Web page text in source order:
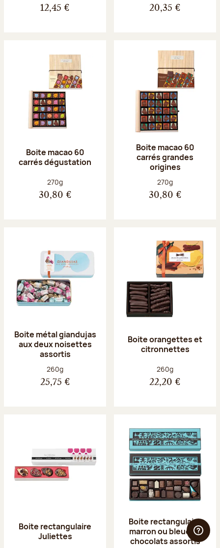
12,45 € 20,35 €
Boite macao 60
carrés dégustation
Poids net :
270g
30,80 €
Boite macao 60
carrés grandes
origines
Poids net :
270g
30,80 €
Boite métal giandujas
aux deux noisettes
assortis
Poids net :
260g
25,75 €
Boite orangettes et
citronnettes
Poids net :
260g
22,20 €
Boite rectangulaire
Juliettes
Boite rectangulaire
marron ou bleue 23
chocolats assortis